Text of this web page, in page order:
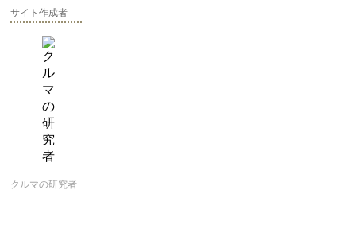
サイト作成者
クルマの研究者